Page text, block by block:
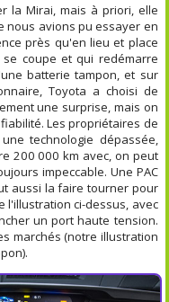
la Mirai, mais à priori, elle
nous avions pu essayer en
près qu'en lieu et place
coupe et qui redémarre
batterie tampon, et sur
Toyota a choisi de
une surprise, mais on
Les propriétaires de
technologie dépassée,
200 000 km avec, on peut
impeccable. Une PAC
aussi la faire tourner pour
l'illustration ci-dessus, avec
un port haute tension.
marchés (notre illustration